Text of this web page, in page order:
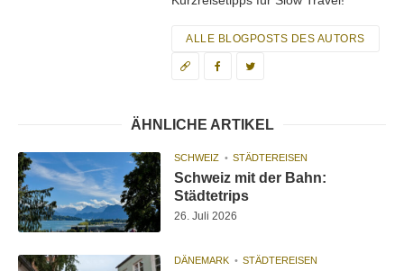
ALLE BLOGPOSTS DES AUTORS
ÄHNLICHE ARTIKEL
SCHWEIZ STÄDTEREISEN
Schweiz mit der Bahn:
Städtetrips
26. Juli 2026
DÄNEMARK STÄDTEREISEN